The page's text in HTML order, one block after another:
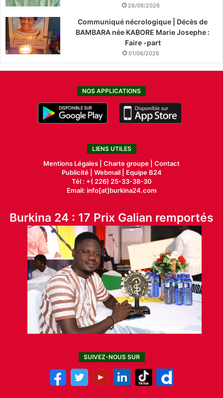
26/06/2026
Communiqué nécrologique | Décès de
BAMBARA née KABORE Marie Josephe :
Faire -part
01/06/2026
NOS APPLICATIONS
LIENS UTILES
Mentions Légales | Charte groupe | Contact
Publicité| Webmail |
Equipe B24
Tél : +( 226) 25-33-38-30
Email: info[at]burkina24.com
Burkina 24 : 17 Prix Galian remportés
SUIVEZ-NOUS SUR